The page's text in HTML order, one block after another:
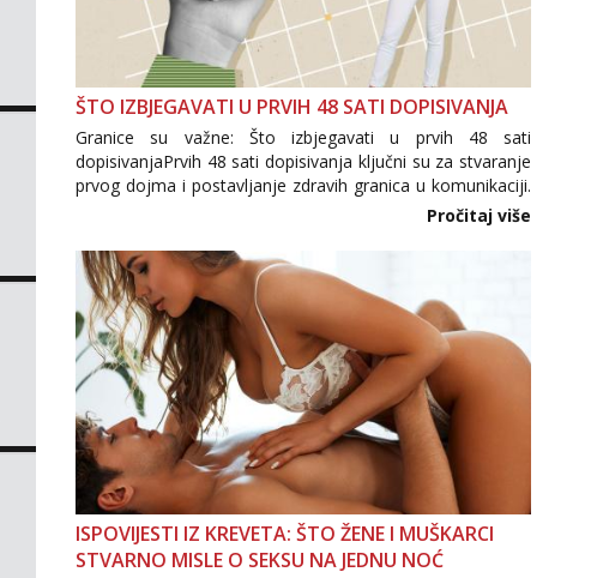
ŠTO IZBJEGAVATI U PRVIH 48 SATI DOPISIVANJA
Granice su važne: Što izbjegavati u prvih 48 sati
dopisivanjaPrvih 48 sati dopisivanja ključni su za stvaranje
prvog dojma i postavljanje zdravih granica u komunikaciji.
Važno je izbjeći prebrzo otkrivanje osobnih ili intimnih
informacija, jer nepoznata osoba još nije zaslužila to
povjerenje. Takođe...
Pročitaj više
ISPOVIJESTI IZ KREVETA: ŠTO ŽENE I MUŠKARCI
STVARNO MISLE O SEKSU NA JEDNU NOĆ